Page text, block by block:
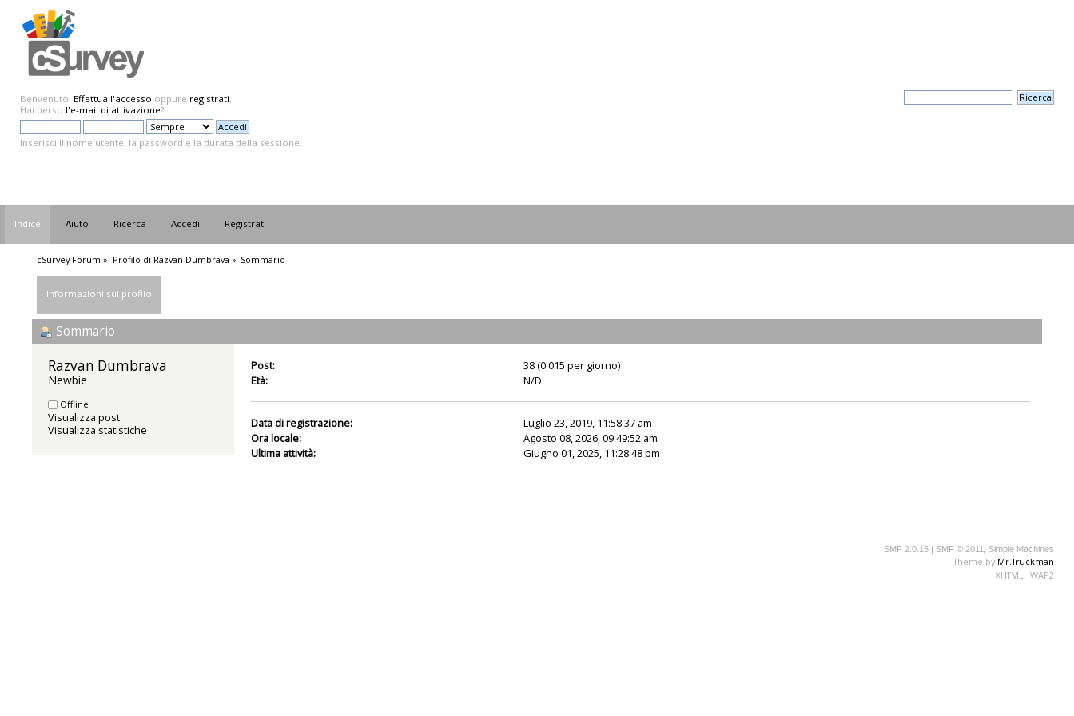
Benvenuto! Effettua l'accesso oppure registrati.
Hai perso l'e-mail di attivazione?
Inserisci il nome utente, la password e la durata della sessione.
Indice Aiuto Ricerca Accedi Registrati
cSurvey Forum » Profilo di Razvan Dumbrava » Sommario
Informazioni sul profilo
Sommario
Razvan Dumbrava
Newbie
Offline
Visualizza post
Visualizza statistiche
Post:
38 (0.015 per giorno)
Età:
N/D
Data di registrazione:
Luglio 23, 2019, 11:58:37 am
Ora locale:
Agosto 08, 2026, 09:49:52 am
Ultima attività:
Giugno 01, 2025, 11:28:48 pm
SMF 2.0.15 | SMF © 2011 Simple Machines
Theme by Mr.Truckman
XHTML
WAP2